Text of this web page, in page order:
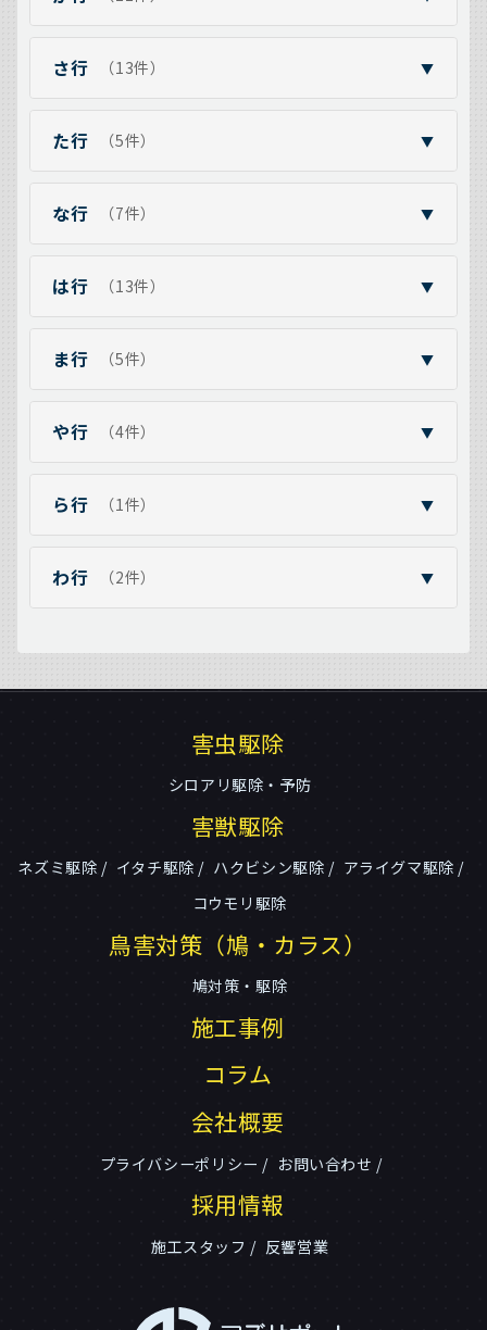
さ行 （13件） ▼
た行 （5件） ▼
な行 （7件） ▼
は行 （13件） ▼
ま行 （5件） ▼
や行 （4件） ▼
ら行 （1件） ▼
わ行 （2件） ▼
害虫駆除
シロアリ駆除・予防
害獣駆除
ネズミ駆除 イタチ駆除 ハクビシン駆除
アライグマ駆除
コウモリ駆除
鳥害対策（鳩・カラス）
鳩対策・駆除
施工事例
コラム
会社概要
プライバシーポリシー お問い合わせ
採用情報
施工スタッフ 反響営業